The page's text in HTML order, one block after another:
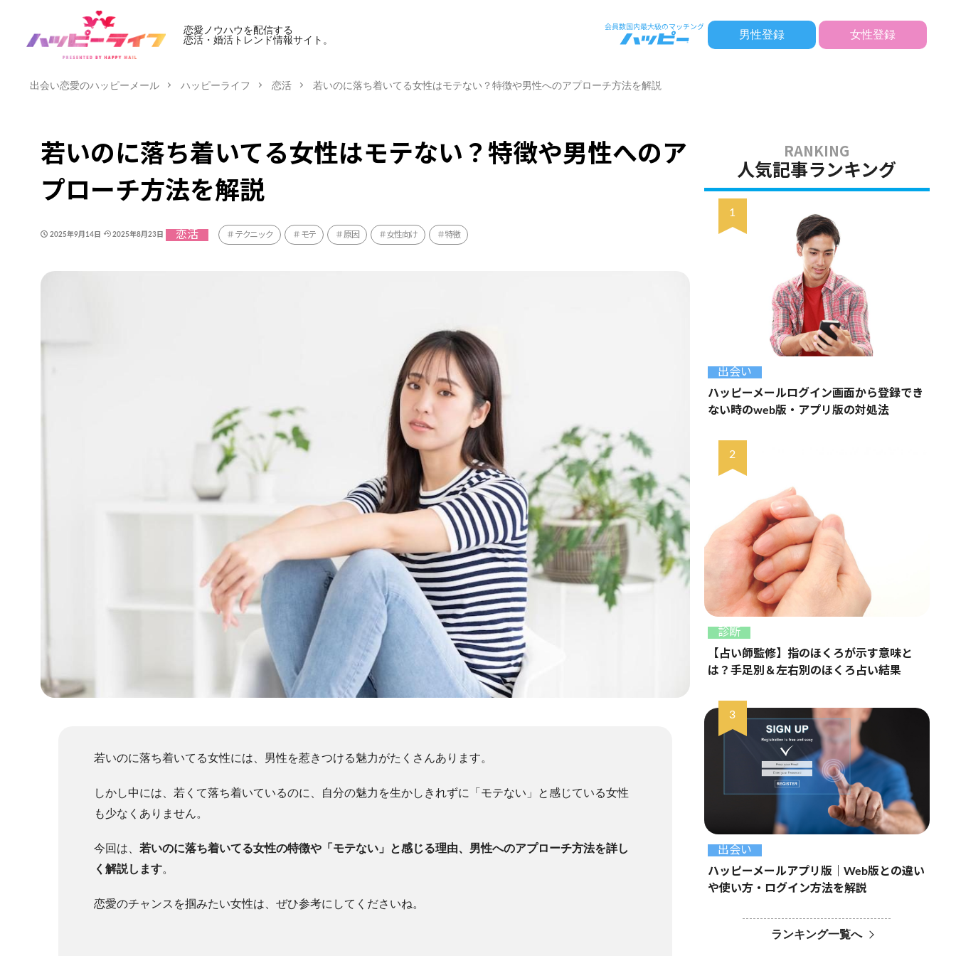
恋愛ノウハウを配信する
恋活・婚活トレンド情報サイト。
男性登録 女性登録
出会い恋愛のハッピーメール ハッピーライフ 恋活 若いのに落ち着いてる女性はモテない？特徴や男性へのアプローチ方法を解説
若いのに落ち着いてる女性はモテない？特徴や男性へのア
プローチ方法を解説
2025年9月14日 2025年8月23日 恋活 テクニック モテ 原因 女性向け 特徴
若いのに落ち着いてる女性には、男性を惹きつける魅力がたくさんあります。
しかし中には、若くて落ち着いているのに、自分の魅力を生かしきれずに「モテない」と感じている女性
も少なくありません。
今回は、 若いのに落ち着いてる女性の特徴や「モテない」と感じる理由、男性へのアプローチ方法を詳し
く解説します。
恋愛のチャンスを掴みたい女性は、ぜひ参考にしてくださいね。
人気記事ランキング
出会い
ハッピーメールログイン画面から登録でき
ない時のweb版・アプリ版の対処法
診断
【占い師監修】指のほくろが示す意味と
は？手足別＆左右別のほくろ占い結果
出会い
ハッピーメールアプリ版｜Web版との違い
や使い方・ログイン方法を解説
ランキング一覧へ